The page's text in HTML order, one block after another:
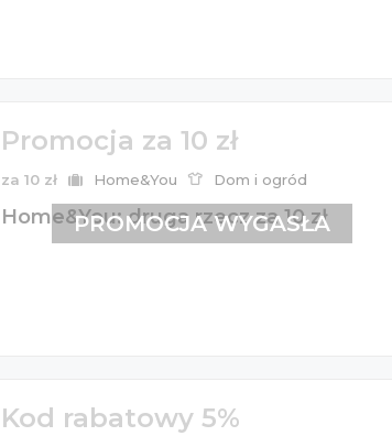
Promocja za 10 zł
za 10 zł Home&You Dom i ogród
Home&You: druga rzecz za 10 zł
PROMOCJA WYGASŁA
Kod rabatowy 5%